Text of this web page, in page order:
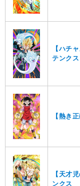
【ハチ
テンク
【熱き
【天才
ンクス